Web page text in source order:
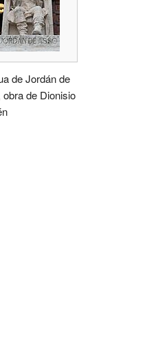
de Jordán de
de Dionisio